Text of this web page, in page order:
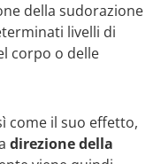
della sudorazione
livelli di
corpo o delle
come il suo effetto,
direzione della